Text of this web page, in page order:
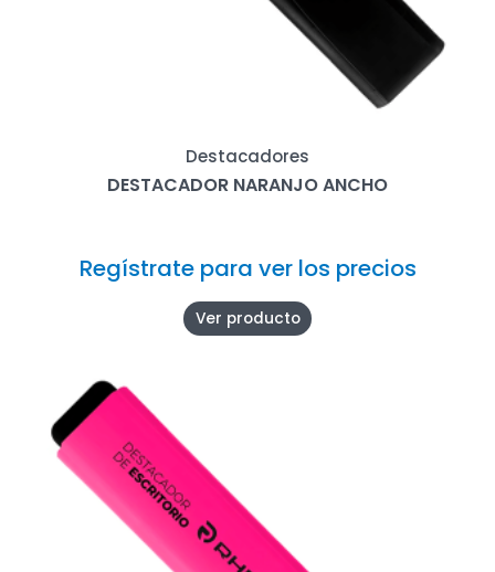
Destacadores
DESTACADOR NARANJO ANCHO
Regístrate para ver los precios
Ver producto